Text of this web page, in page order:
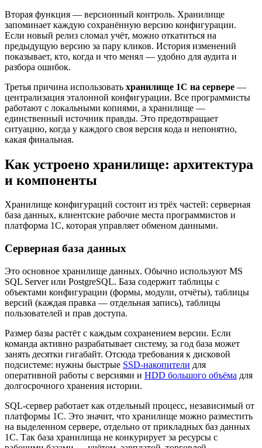
Вторая функция — версионный контроль. Хранилище
запоминает каждую сохранённую версию конфигурации.
Если новый релиз сломал учёт, можно откатиться на
предыдущую версию за пару кликов. История изменений
показывает, кто, когда и что менял — удобно для аудита и
разбора ошибок.
Третья причина использовать хранилище 1С на сервере —
централизация эталонной конфигурации. Все программисты
работают с локальными копиями, а хранилище —
единственный источник правды. Это предотвращает
ситуацию, когда у каждого своя версия кода и непонятно,
какая финальная.
Как устроено хранилище: архитектура
и компоненты
Хранилище конфигураций состоит из трёх частей: серверная
база данных, клиентские рабочие места программистов и
платформа 1С, которая управляет обменом данными.
Серверная база данных
Это основное хранилище данных. Обычно используют MS
SQL Server или PostgreSQL. База содержит таблицы с
объектами конфигурации (формы, модули, отчёты), таблицы
версий (каждая правка — отдельная запись), таблицы
пользователей и прав доступа.
Размер базы растёт с каждым сохранением версии. Если
команда активно разрабатывает систему, за год база может
занять десятки гигабайт. Отсюда требования к дисковой
подсистеме: нужны быстрые SSD-накопители для
оперативной работы с версиями и HDD большого объёма для
долгосрочного хранения истории.
SQL-сервер работает как отдельный процесс, независимый от
платформы 1С. Это значит, что хранилище можно разместить
на выделенном сервере, отдельно от прикладных баз данных
1С. Так база хранилища не конкурирует за ресурсы с